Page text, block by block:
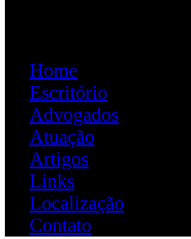
Home
Escritório
Advogados
Atuação
Artigos
Links
Localização
Contato